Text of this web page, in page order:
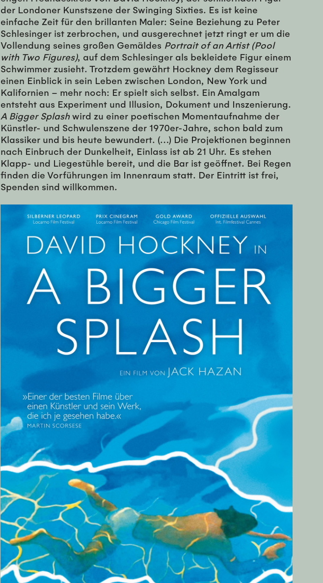
der Londoner Kunstszene der Swinging Sixties. Es ist keine
einfache Zeit für den brillanten Maler: Seine Beziehung zu Peter
Schlesinger ist zerbrochen, und ausgerechnet jetzt ringt er um die
Vollendung seines großen Gemäldes Portrait of an Artist (Pool
with Two Figures), auf dem Schlesinger als bekleidete Figur einem
Schwimmer zusieht. Trotzdem gewährt Hockney dem Regisseur
einen Einblick in sein Leben zwischen London, New York und
Kalifornien – mehr noch: Er spielt sich selbst. Ein Amalgam
entsteht aus Experiment und Illusion, Dokument und Inszenierung.
A Bigger Splash wird zu einer poetischen Momentaufnahme der
Künstler- und Schwulenszene der 1970er-Jahre, schon bald zum
Klassiker und bis heute bewundert. (…) Die Projektionen beginnen
nach Einbruch der Dunkelheit, Einlass ist ab 21 Uhr. Es stehen
Klapp- und Liegestühle bereit, und die Bar ist geöffnet. Bei Regen
finden die Vorführungen im Innenraum statt. Der Eintritt ist frei,
Spenden sind willkommen.